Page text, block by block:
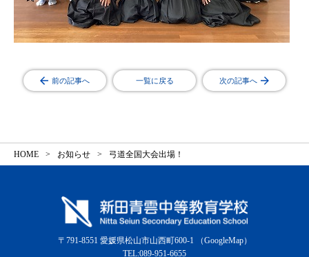
前の記事へ 一覧に戻る 次の記事へ
HOME お知らせ 弓道全国大会出場！
〒791-8551 愛媛県松山市山西町600-1
（GoogleMap）
TEL:089-951-6655